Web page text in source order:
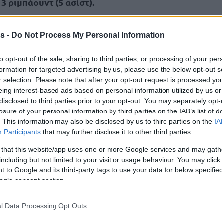
- Do Not Process My Personal Information
opt-out of the sale, sharing to third parties, or processing of your
for targeted advertising by us, please use the below opt-out
selection. Please note that after your opt-out request is processed
interest-based ads based on personal information utilized by us
to third parties prior to your opt-out. You may separately
of your personal information by third parties on the IAB’s list of
This information may also be disclosed by us to third parties on the
Participants that may further disclose it to other third parties.
that this website/app uses one or more Google services and may
but not limited to your visit or usage behaviour. You may
to Google and its third-party tags to use your data for below
consent section.
Data Processing Opt Outs
ριμπάουντ (5 ασίστ).
καριέρας) ήταν ο πρώτος σκόρερ των
με αποβολή (δύο τεχνικές ποινές) τον Άντονι
στην εξέδρα μετά την αποβολή του και
που σημαίνει ότι αυτόματα θα
18 πόντους. ΟιΤίμπεργουλβςέπεσαν στην
στα τελευταία τέσσερα παιχνίδια, με τον
αρκετά παιχνίδια.